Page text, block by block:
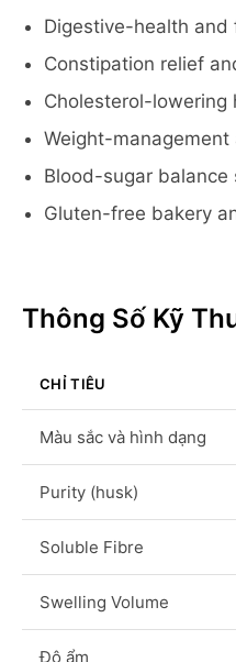
Digestive-health and
Constipation relief
Cholesterol-
Weight-
Blood-sugar balance
Gluten-free bakery
Thông Số Kỹ
CHỈ TIÊU
Màu sắc và hình dạng
Purity (husk)
Soluble Fibre
Swelling Volume
Độ ẩm